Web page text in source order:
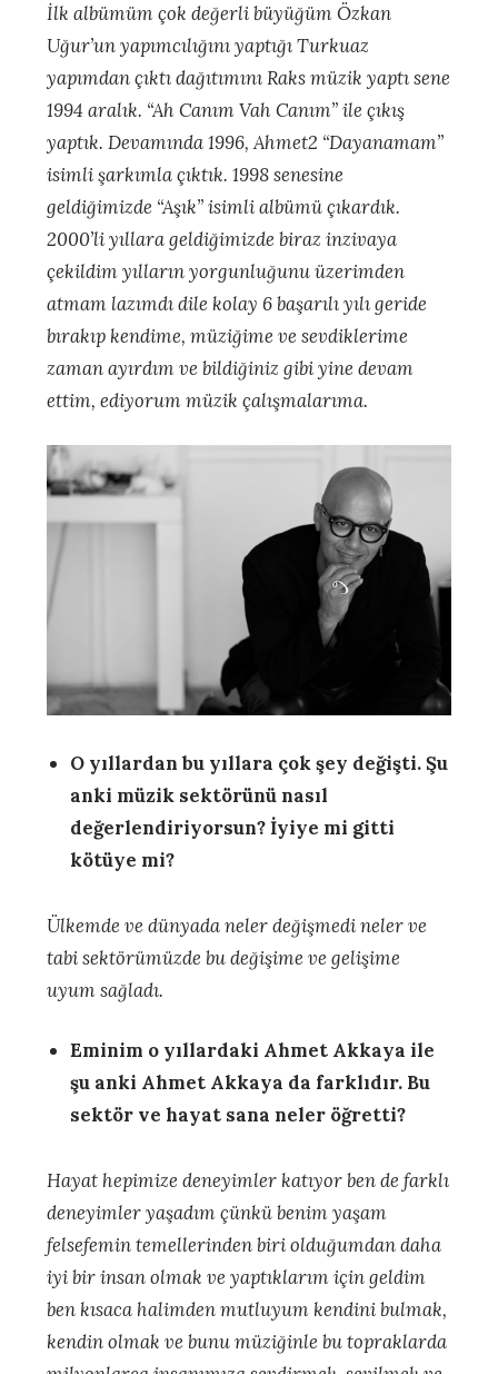
İlk albümüm çok değerli büyüğüm Özkan
Uğur’un yapımcılığını yaptığı Turkuaz
yapımdan çıktı dağıtımını Raks müzik yaptı sene
1994 aralık. “Ah Canım Vah Canım” ile çıkış
yaptık. Devamında 1996, Ahmet2 “Dayanamam”
isimli şarkımla çıktık. 1998 senesine
geldiğimizde “Aşık” isimli albümü çıkardık.
2000’li yıllara geldiğimizde biraz inzivaya
çekildim yılların yorgunluğunu üzerimden
atmam lazımdı dile kolay 6 başarılı yılı geride
bırakıp kendime, müziğime ve sevdiklerime
zaman ayırdım ve bildiğiniz gibi yine devam
ettim, ediyorum müzik çalışmalarıma.
O yıllardan bu yıllara çok şey değişti. Şu
anki müzik sektörünü nasıl
değerlendiriyorsun? İyiye mi gitti
kötüye mi?
Ülkemde ve dünyada neler değişmedi neler ve
tabi sektörümüzde bu değişime ve gelişime
uyum sağladı.
Eminim o yıllardaki Ahmet Akkaya ile
şu anki Ahmet Akkaya da farklıdır. Bu
sektör ve hayat sana neler öğretti?
Hayat hepimize deneyimler katıyor ben de farklı
deneyimler yaşadım çünkü benim yaşam
felsefemin temellerinden biri olduğumdan daha
iyi bir insan olmak ve yaptıklarım için geldim
ben kısaca halimden mutluyum kendini bulmak,
kendin olmak ve bunu müziğinle bu topraklarda